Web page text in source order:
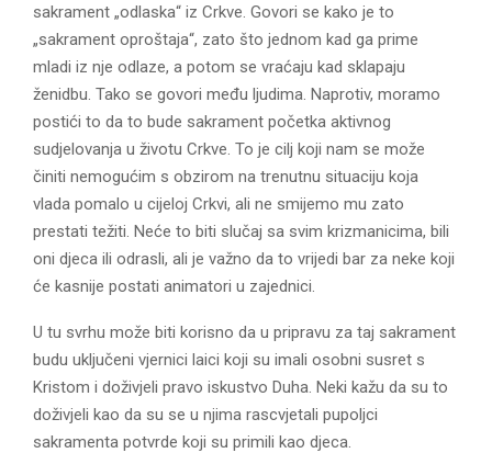
sakrament „odlaska“ iz Crkve. Govori se kako je to
„sakrament oproštaja“, zato što jednom kad ga prime
mladi iz nje odlaze, a potom se vraćaju kad sklapaju
ženidbu. Tako se govori među ljudima. Naprotiv, moramo
postići to da to bude sakrament početka aktivnog
sudjelovanja u životu Crkve. To je cilj koji nam se može
činiti nemogućim s obzirom na trenutnu situaciju koja
vlada pomalo u cijeloj Crkvi, ali ne smijemo mu zato
prestati težiti. Neće to biti slučaj sa svim krizmanicima, bili
oni djeca ili odrasli, ali je važno da to vrijedi bar za neke koji
će kasnije postati animatori u zajednici.
U tu svrhu može biti korisno da u pripravu za taj sakrament
budu uključeni vjernici laici koji su imali osobni susret s
Kristom i doživjeli pravo iskustvo Duha. Neki kažu da su to
doživjeli kao da su se u njima rascvjetali pupoljci
sakramenta potvrde koji su primili kao djeca.